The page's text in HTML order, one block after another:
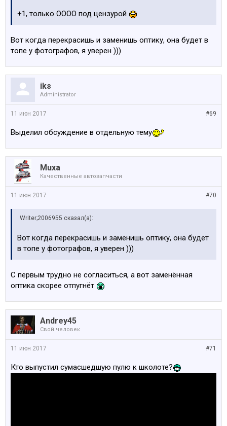
+1, только OOOO под цензурой
Вот когда перекрасишь и заменишь оптику, она будет в
топе у фотографов, я уверен )))
iks
Administrator
#69
11 июн 2017
Выделил обсуждение в отдельную тему
Muxa
Качественные автозапчасти
#70
11 июн 2017
Writer;2006955 сказал(а):
Вот когда перекрасишь и заменишь оптику, она будет
в топе у фотографов, я уверен )))
С первым трудно не согласиться, а вот заменённая
оптика скорее отпугнёт
Andrey45
Свой человек
#71
11 июн 2017
Кто выпустил сумасшедшую пулю к школоте?